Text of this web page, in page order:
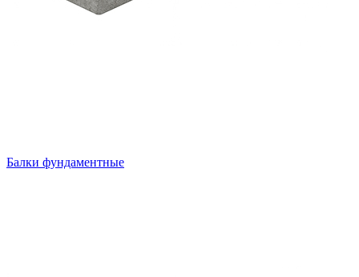
Балки фундаментные